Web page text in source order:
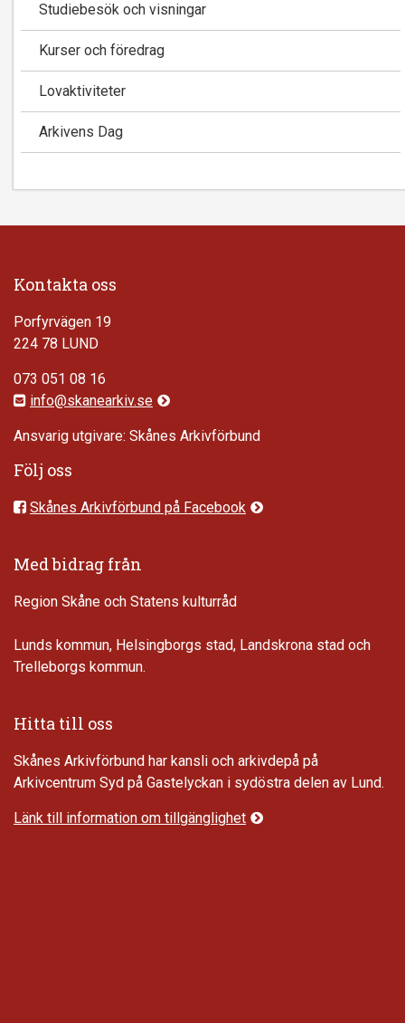
Studiebesök och visningar
Kurser och föredrag
Lovaktiviteter
Arkivens Dag
Kontakta oss
Porfyrvägen 19
224 78 LUND
073 051 08 16
info@skanearkiv.se
Ansvarig utgivare: Skånes Arkivförbund
Följ oss
Skånes Arkivförbund på Facebook
Med bidrag från
Region Skåne och Statens kulturråd
Lunds kommun, Helsingborgs stad, Landskrona stad och
Trelleborgs kommun.
Hitta till oss
Skånes Arkivförbund har kansli och arkivdepå på
Arkivcentrum Syd på Gastelyckan i sydöstra delen av Lund.
Länk till information om tillgänglighet